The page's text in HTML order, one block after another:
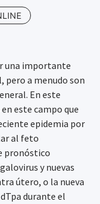
una importante
pero a menudo son
En este
este campo que
epidemia por
al feto
pronóstico
y nuevas
útero, o la nueva
durante el